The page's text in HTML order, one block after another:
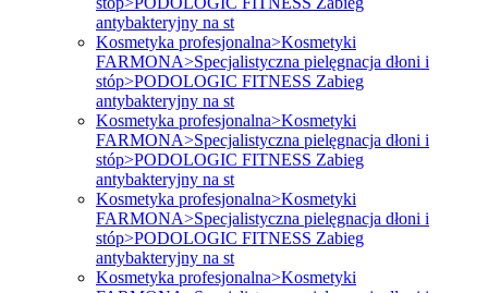
antybakteryjny na st
Kosmetyka profesjonalna>Kosmetyki
FARMONA>Specjalistyczna pielęgnacja dłoni i
stóp>PODOLOGIC FITNESS Zabieg
antybakteryjny na st
Kosmetyka profesjonalna>Kosmetyki
FARMONA>Specjalistyczna pielęgnacja dłoni i
stóp>PODOLOGIC FITNESS Zabieg
antybakteryjny na st
Kosmetyka profesjonalna>Kosmetyki
FARMONA>Specjalistyczna pielęgnacja dłoni i
stóp>PODOLOGIC FITNESS Zabieg
antybakteryjny na st
Kosmetyka profesjonalna>Kosmetyki